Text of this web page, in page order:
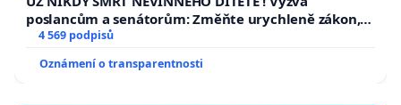
poslancům a senátorům: Změňte urychleně zákon,
aby se tragédie malé Viktorky už nemohla opakovat!
4 569 podpisů
Oznámení o transparentnosti